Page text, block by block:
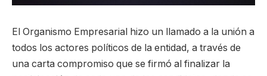
El Organismo Empresarial hizo un llamado a la unión a
todos los actores políticos de la entidad, a través de
una carta compromiso que se firmó al finalizar la